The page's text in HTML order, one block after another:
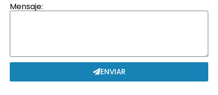
Mensaje:
ENVIAR